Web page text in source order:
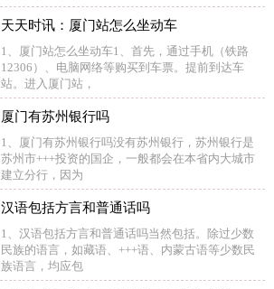
天天时讯：厦门站怎么坐动车
1、厦门站怎么坐动车1、首先，通过手机（铁路
12306）、电脑网络等购买到车票。提前到达车
站。进入厦门站，
厦门有苏州银行吗
1、厦门有苏州银行吗没有苏州银行，苏州银行是
苏州市+++投资的国企，一般都会在本省内大城市
建立分行，因为
汉语包括方言和普通话吗
1、汉语包括方言和普通话吗当然包括。除过少数
民族的语言，如藏语、+++语、内蒙古语等少数民
族语言，均应包